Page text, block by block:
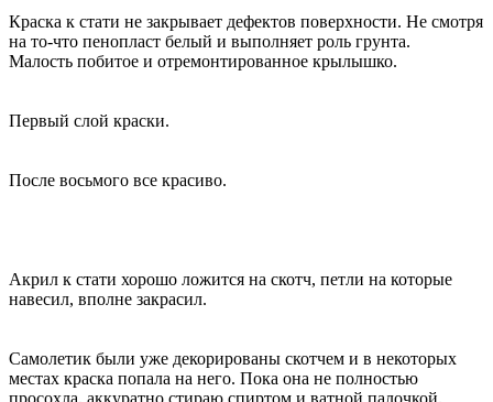
Краска к стати не закрывает дефектов поверхности. Не смотря
на то-что пенопласт белый и выполняет роль грунта.
Малость побитое и отремонтированное крылышко.
Первый слой краски.
После восьмого все красиво.
Акрил к стати хорошо ложится на скотч, петли на которые
навесил, вполне закрасил.
Самолетик были уже декорированы скотчем и в некоторых
местах краска попала на него. Пока она не полностью